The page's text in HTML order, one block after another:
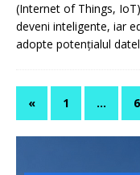
(Internet of Things,
deveni inteligente, iar
adopte potențialul
« 1 … 6